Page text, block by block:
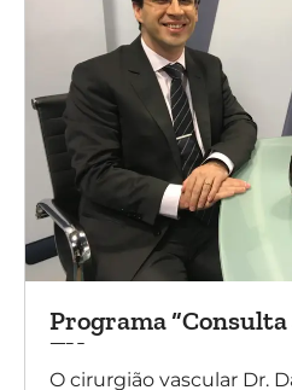
Programa
TV
O cirurgião vascular Dr.